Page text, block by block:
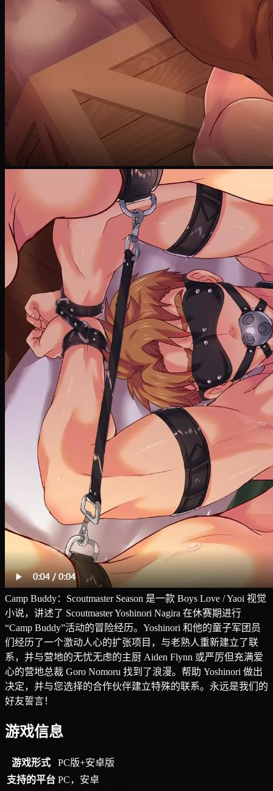
Camp Buddy：Scoutmaster Season 是一款 Boys Love / Yaoi 视觉
小说，讲述了 Scoutmaster Yoshinori Nagira 在休赛期进行
“Camp Buddy”活动的冒险经历。Yoshinori 和他的童子军团员
们经历了一个激动人心的扩张项目，与老熟人重新建立了联
系，并与营地的无忧无虑的主厨 Aiden Flynn 或严厉但充满爱
心的营地总裁 Goro Nomoru 找到了浪漫。帮助 Yoshinori 做出
决定，并与您选择的合作伙伴建立特殊的联系。永远是我们的
好友誓言！
游戏信息
游戏形式
PC版+安卓版
支持的平台 PC，安卓